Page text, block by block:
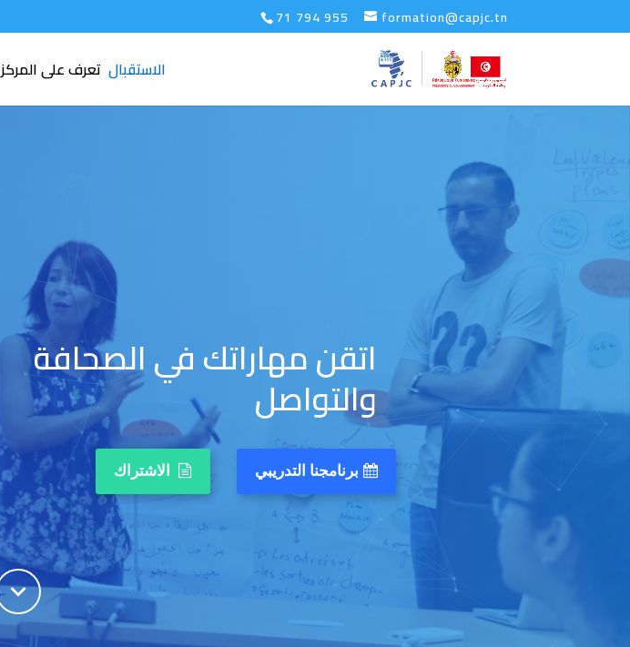
71 794 955 formation@capjc.tn
الاستقبال تعرف على المركز
اتقن مهاراتك في الصحافة
والتواصل
الاشتراك برنامجنا التدريبي